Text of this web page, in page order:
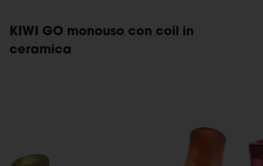
KIWI GO monouso con coil in
ceramica